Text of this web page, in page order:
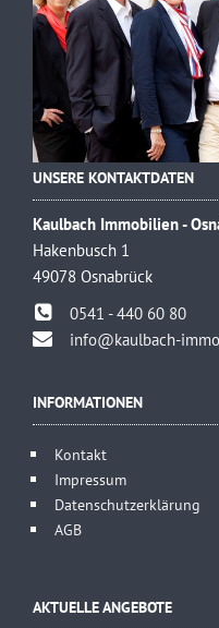
UNSERE KONTAKTDATEN
Kaulbach Immobilien -
Hakenbusch 1
49078 Osnabrück
0541 - 440 60 80
info@kaulbach-
INFORMATIONEN
Kontakt
Impressum
Datenschutzerklärung
AGB
AKTUELLE ANGEBOTE